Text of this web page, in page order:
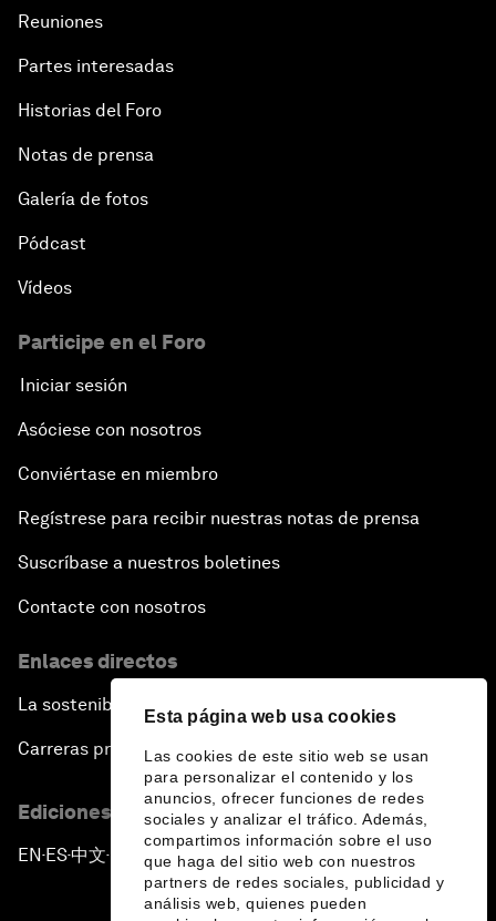
Esta página web usa cookies
Las cookies de este sitio web se usan
para personalizar el contenido y los
anuncios, ofrecer funciones de redes
sociales y analizar el tráfico. Además,
compartimos información sobre el uso
que haga del sitio web con nuestros
partners de redes sociales, publicidad y
análisis web, quienes pueden
Reuniones
Partes interesadas
Historias del Foro
Notas de prensa
Galería de fotos
Pódcast
Vídeos
Participe en el Foro
Iniciar sesión
Asóciese con nosotros
Conviértase en miembro
Regístrese para recibir nuestras notas de prensa
Suscríbase a nuestros boletines
Contacte con nosotros
Enlaces directos
La sostenibilidad en el Foro
Carreras profesionales
Ediciones en otros idiomas
EN ▪ ES▪中文▪ 日本語